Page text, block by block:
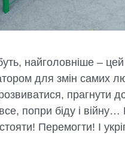
найголовніше – цей
для змін самих
розвиватися, прагнути
попри біду і війну…
Перемогти! І